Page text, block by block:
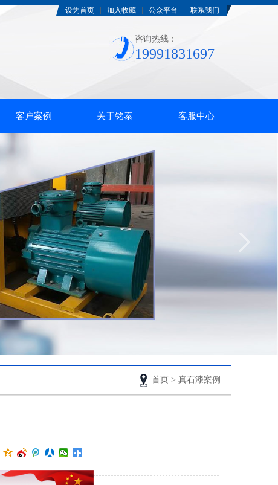
设为首页 加入收藏 公众平台 联系我们
咨询热线：
19991831697
客户案例 关于铭泰 客服中心
首页 > 真石漆案例